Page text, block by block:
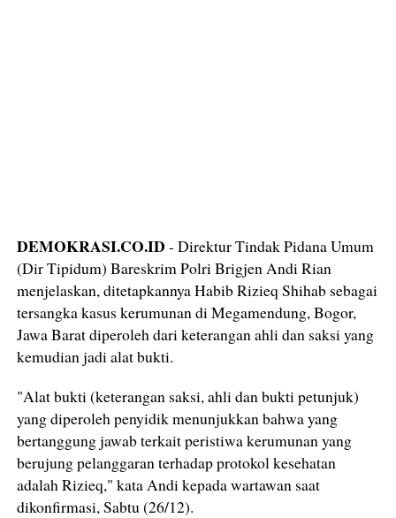
DEMOKRASI.CO.ID - Direktur Tindak Pidana Umum
(Dir Tipidum) Bareskrim Polri Brigjen Andi Rian
menjelaskan, ditetapkannya Habib Rizieq Shihab sebagai
tersangka kasus kerumunan di Megamendung, Bogor,
Jawa Barat diperoleh dari keterangan ahli dan saksi yang
kemudian jadi alat bukti.
"Alat bukti (keterangan saksi, ahli dan bukti petunjuk)
yang diperoleh penyidik menunjukkan bahwa yang
bertanggung jawab terkait peristiwa kerumunan yang
berujung pelanggaran terhadap protokol kesehatan
adalah Rizieq," kata Andi kepada wartawan saat
dikonfirmasi, Sabtu (26/12).